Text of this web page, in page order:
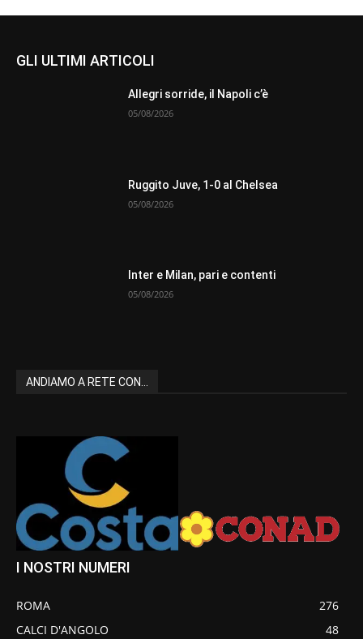
GLI ULTIMI ARTICOLI
Allegri sorride, il Napoli c’è
05/08/2026
Ruggito Juve, 1-0 al Chelsea
05/08/2026
Inter e Milan, pari e contenti
05/08/2026
ANDIAMO A RETE CON...
I NOSTRI NUMERI
ROMA
276
CALCI D'ANGOLO
48